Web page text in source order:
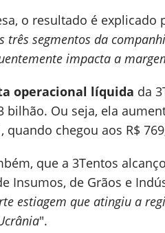
o resultado é explicado
três segmentos da
impacta a
operacional líquida da
bilhão. Ou seja, ela
quando chegou aos R$
que a 3Tentos
Insumos, de Grãos e
estiagem que atingiu a
".